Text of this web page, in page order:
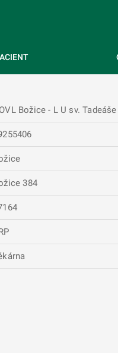
Božice - L U sv. Tadeáše
384
kartě
nové kartě